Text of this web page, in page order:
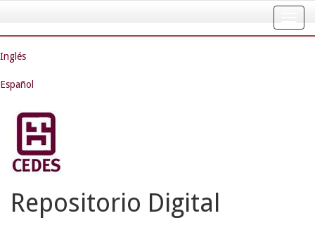
navigation
Inglés
Español
Repositorio Digital